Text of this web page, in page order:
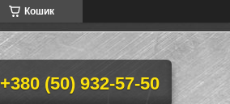
Кошик
+380 (50) 932-57-50